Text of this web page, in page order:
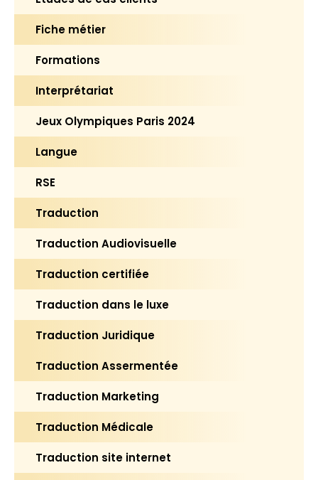
Fiche métier
Formations
Interprétariat
Jeux Olympiques Paris 2024
Langue
RSE
Traduction
Traduction Audiovisuelle
Traduction certifiée
Traduction dans le luxe
Traduction Juridique
Traduction Assermentée
Traduction Marketing
Traduction Médicale
Traduction site internet